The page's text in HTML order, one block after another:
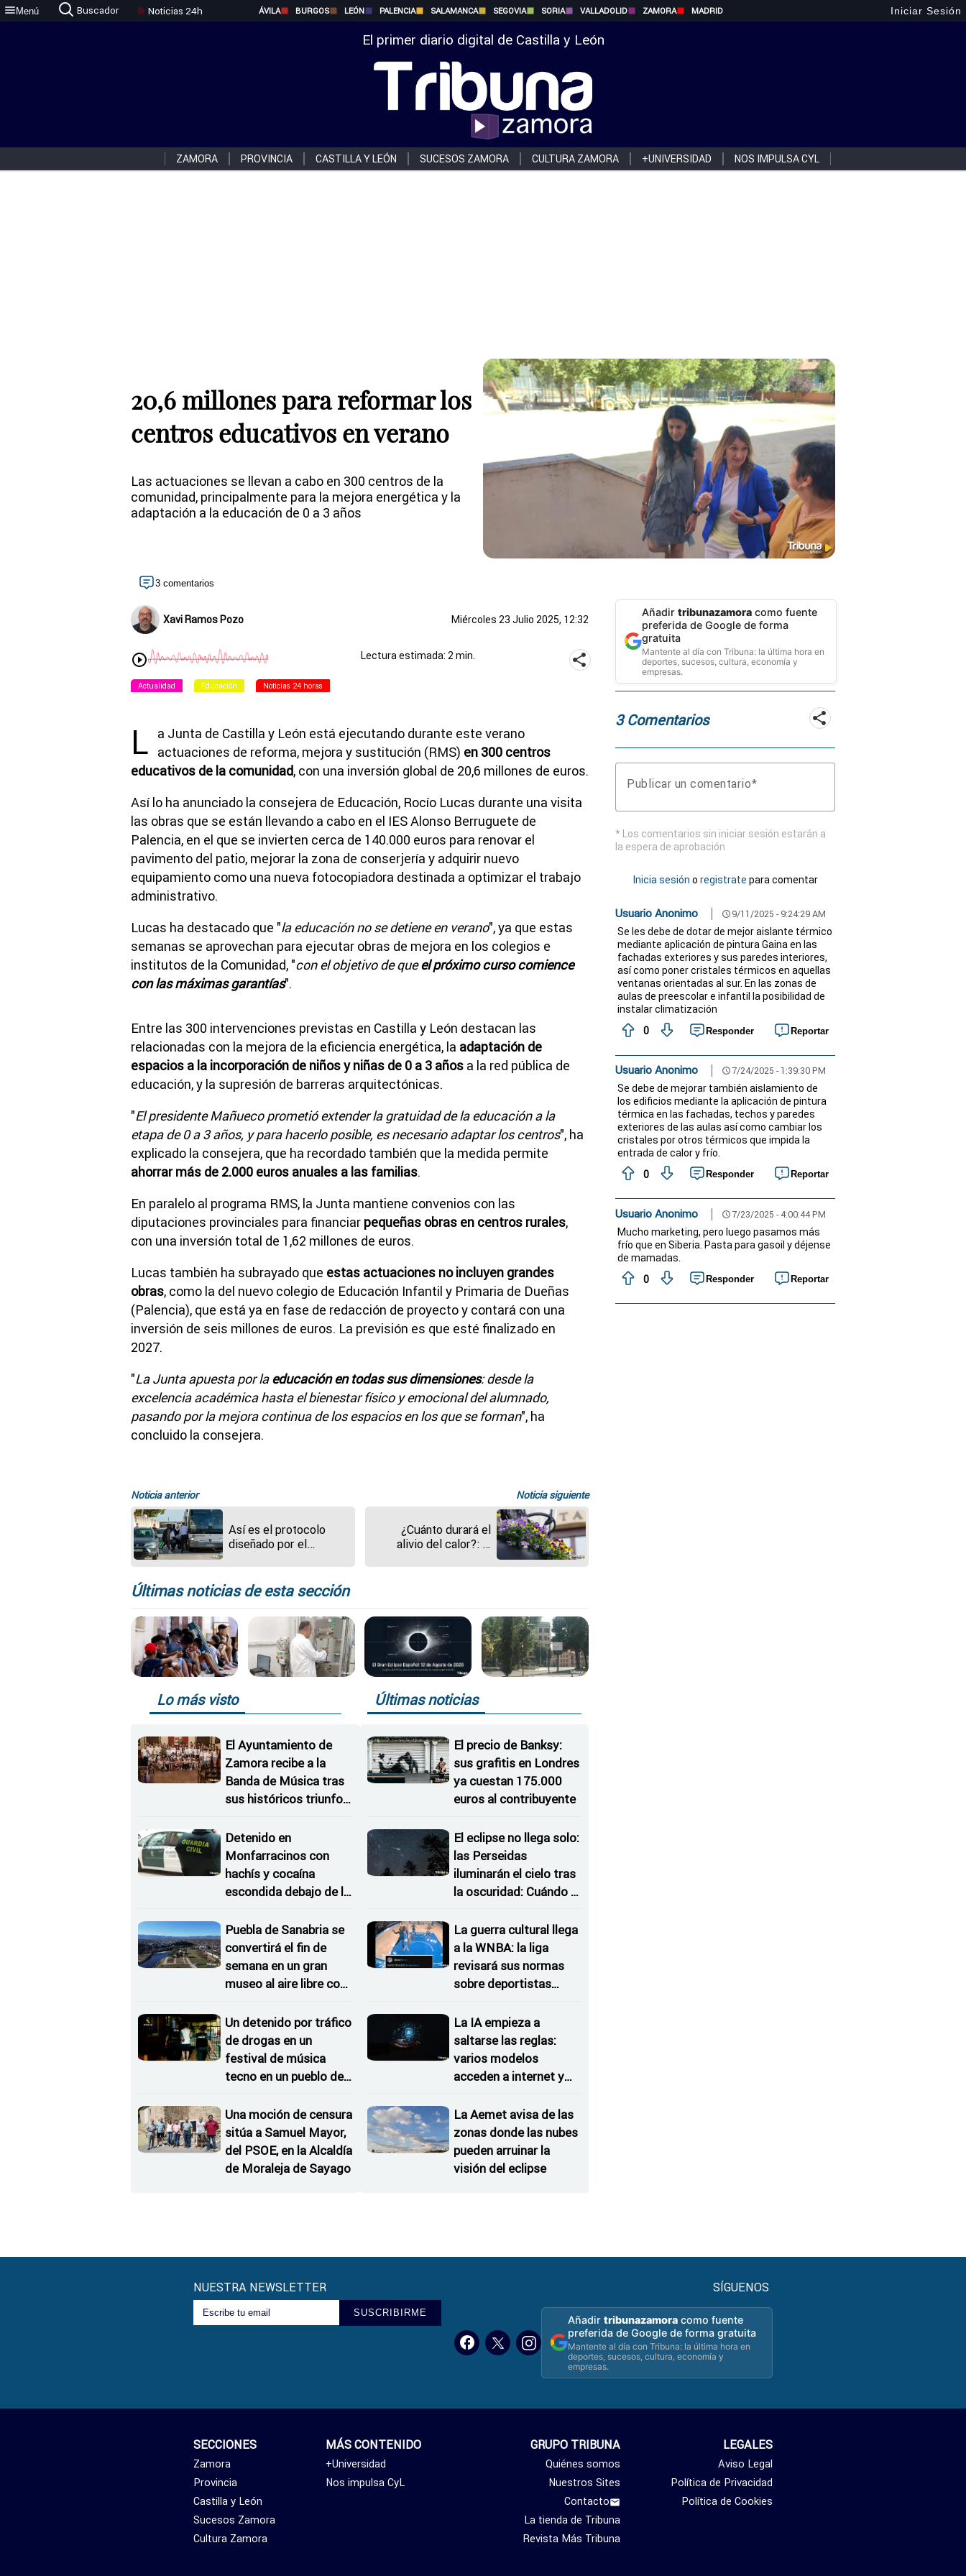
Menú Buscador Noticias 24h ÁVILA BURGOS LEÓN PALENCIA SALAMANCA SEGOVIA SORIA VALLADOLID ZAMORA MADRID Iniciar Sesión
El primer diario digital de Castilla y León
ZAMORA PROVINCIA CASTILLA Y LEÓN SUCESOS ZAMORA CULTURA ZAMORA +UNIVERSIDAD NOS IMPULSA CYL
20,6 millones para reformar los
centros educativos en verano
Las actuaciones se llevan a cabo en 300 centros de la
comunidad, principalmente para la mejora energética y la
adaptación a la educación de 0 a 3 años
3 comentarios
Xavi Ramos Pozo Miércoles 23 Julio 2025, 12:32
Lectura estimada: 2 min.
Actualidad Educación Noticias 24 horas
L
a Junta de Castilla y León está ejecutando durante este verano
actuaciones de reforma, mejora y sustitución (RMS) en 300 centros
educativos de la comunidad, con una inversión global de 20,6 millones de euros.
Así lo ha anunciado la consejera de Educación, Rocío Lucas durante una visita
las obras que se están llevando a cabo en el IES Alonso Berruguete de
Palencia, en el que se invierten cerca de 140.000 euros para renovar el
pavimento del patio, mejorar la zona de conserjería y adquirir nuevo
equipamiento como una nueva fotocopiadora destinada a optimizar el trabajo
administrativo.
Lucas ha destacado que "la educación no se detiene en verano", ya que estas
semanas se aprovechan para ejecutar obras de mejora en los colegios e
institutos de la Comunidad, "con el objetivo de queel próximo curso comience
con las máximas garantías".
Entre las 300 intervenciones previstas en Castilla y León destacan las
relacionadas con la mejora de la eficiencia energética, la adaptación de
espacios a la incorporación de niños y niñas de 0 a 3 años a la red pública de
educación, y la supresión de barreras arquitectónicas.
"El presidente Mañueco prometió extender la gratuidad de la educación a la
etapa de 0 a 3 años, y para hacerlo posible, es necesario adaptar los centros", ha
explicado la consejera, que ha recordado también que la medida permite
ahorrar más de 2.000 euros anuales a las familias.
En paralelo al programa RMS, la Junta mantiene convenios con las
diputaciones provinciales para financiar pequeñas obras en centros rurales,
con una inversión total de 1,62 millones de euros.
Lucas también ha subrayado que estas actuaciones no incluyen grandes
obras, como la del nuevo colegio de Educación Infantil y Primaria de Dueñas
(Palencia), que está ya en fase de redacción de proyecto y contará con una
inversión de seis millones de euros. La previsión es que esté finalizado en
2027.
"La Junta apuesta por laeducación en todas sus dimensiones: desde la
excelencia académica hasta el bienestar físico y emocional del alumnado,
pasando por la mejora continua de los espacios en los que se forman", ha
concluido la consejera.
Noticia anterior
Así es el protocolo
diseñado por el
menores migrantes
Noticia siguiente
¿Cuánto durará el
alivio del calor?: la
Últimas noticias de esta sección
Lo más visto
El Ayuntamiento de
Zamora recibe a la
Banda de Música tras
sus históricos triunfos
Detenido en
Monfarracinos con
hachís y cocaína
escondida debajo de la
coche
Puebla de Sanabria se
convertirá el fin de
semana en un gran
museo al aire libre con
Un detenido por tráfico
de drogas en un
festival de música
tecno en un pueblo de
Una moción de censura
sitúa a Samuel Mayor,
del PSOE, en la Alcaldía
de Moraleja de Sayago
Últimas noticias
El precio de Banksy:
sus grafitis en Londres
ya cuestan 175.000
euros al contribuyente
El eclipse no llega solo:
las Perseidas
iluminarán el cielo tras
la oscuridad: Cuándo y
La guerra cultural llega
a la WNBA: la liga
revisará sus normas
sobre deportistas
La IA empieza a
saltarse las reglas:
varios modelos
acceden a internet y
La Aemet avisa de las
zonas donde las nubes
pueden arruinar la
visión del eclipse
Añadir tribunazamora como fuente
preferida de Google de forma
gratuita
Mantente al día con Tribuna: la última hora en
deportes, sucesos, cultura, economía y
empresas.
3 Comentarios
Publicar un comentario
* Los comentarios sin iniciar sesión estarán a
la espera de aprobación
Inicia sesión o registrate para comentar
Usuario Anonimo schedule 9/11/2025 - 9:24:29 AM
Se les debe de dotar de mejor aislante térmico
mediante aplicación de pintura Gaina en las
fachadas exteriores y sus paredes interiores,
así como poner cristales térmicos en aquellas
ventanas orientadas al sur. En las zonas de
aulas de preescolar e infantil la posibilidad de
instalar climatización
0
Responder Reportar
Usuario Anonimo schedule 7/24/2025 - 1:39:30 PM
Se debe de mejorar también aislamiento de
los edificios mediante la aplicación de pintura
térmica en las fachadas, techos y paredes
exteriores de las aulas así como cambiar los
cristales por otros térmicos que impida la
entrada de calor y frío.
0
Responder Reportar
Usuario Anonimo schedule 7/23/2025 - 4:00:44 PM
Mucho marketing, pero luego pasamos más
frío que en Siberia. Pasta para gasoil y déjense
de mamadas.
0
Responder Reportar
NUESTRA NEWSLETTER
SUSCRIBIRME
SÍGUENOS
Añadirtribunazamora como fuente
preferida de Google de forma gratuita
Mantente al día con Tribuna: la última hora en
deportes, sucesos, cultura, economía y
empresas.
SECCIONES
Zamora
Provincia
Castilla y León
Sucesos Zamora
Cultura Zamora
MÁS CONTENIDO
+Universidad
Nos impulsa CyL
GRUPO TRIBUNA
Quiénes somos
Nuestros Sites
Contacto
La tienda de Tribuna
Revista Más Tribuna
LEGALES
Aviso Legal
Política de Privacidad
Política de Cookies